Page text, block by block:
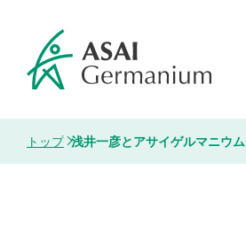
トップ 浅井一彦とアサイゲルマニウム